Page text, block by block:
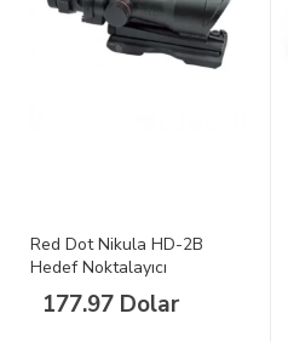
Red Dot Nikula HD-2B
Hedef Noktalayıcı
177.97 Dolar